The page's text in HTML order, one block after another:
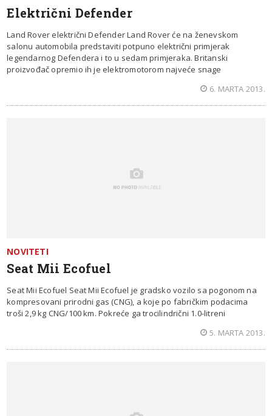
Električni Defender
Land Rover električni Defender Land Rover će na ženevskom
salonu automobila predstaviti potpuno električni primjerak
legendarnog Defendera i to u sedam primjeraka. Britanski
proizvođač opremio ih je elektromotorom najveće snage
6. MARTA 2013.
NOVITETI
Seat Mii Ecofuel
Seat Mii Ecofuel Seat Mii Ecofuel je gradsko vozilo sa pogonom na
kompresovani prirodni gas (CNG), a koje po fabričkim podacima
troši 2,9 kg CNG/100 km. Pokreće ga trocilindrični 1.0-litreni
5. MARTA 2013.